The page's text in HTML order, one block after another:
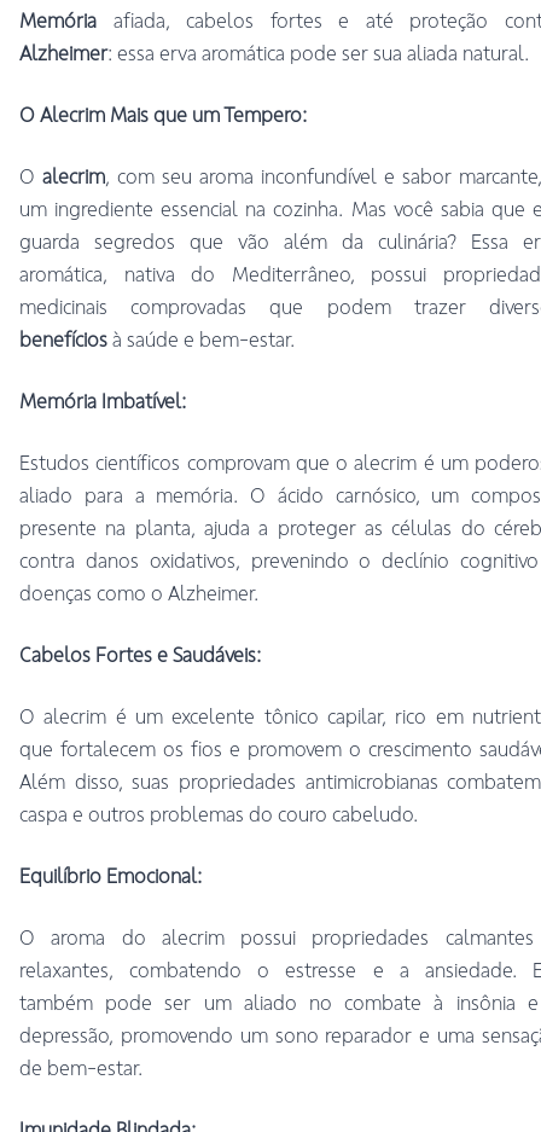
Memória afiada, cabelos fortes e até proteção
Alzheimer: essa erva aromática pode ser sua aliada natural.
O Alecrim Mais que um Tempero:
O alecrim , com seu aroma inconfundível e sabor
um ingrediente essencial na cozinha. Mas você sabia que
guarda segredos que vão além da culinária? Essa
aromática, nativa do Mediterrâneo, possui
medicinais comprovadas que podem trazer
benefícios à saúde e bem-estar.
Memória Imbatível:
Estudos científicos comprovam que o alecrim é um
aliado para a memória. O ácido carnósico, um
presente na planta, ajuda a proteger as células do
contra danos oxidativos, prevenindo o declínio
doenças como o Alzheimer.
Cabelos Fortes e Saudáveis:
O alecrim é um excelente tônico capilar, rico em
que fortalecem os fios e promovem o crescimento
Além disso, suas propriedades antimicrobianas
caspa e outros problemas do couro cabeludo.
Equilíbrio Emocional:
O aroma do alecrim possui propriedades
relaxantes, combatendo o estresse e a ansiedade.
também pode ser um aliado no combate à insônia
depressão, promovendo um sono reparador e uma
de bem-estar.